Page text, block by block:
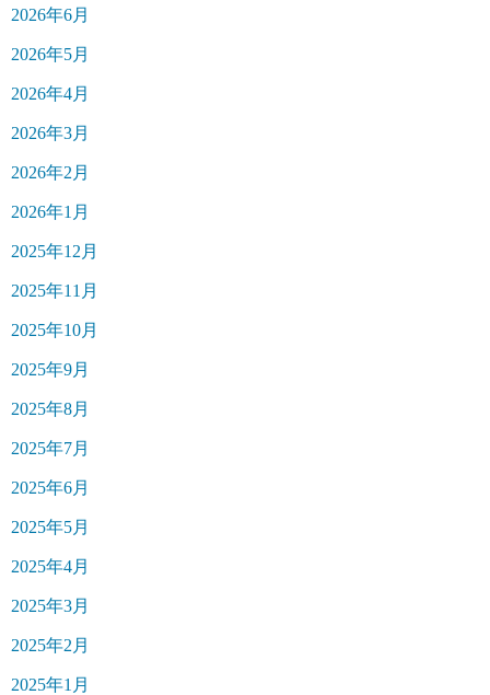
2026年6月
2026年5月
2026年4月
2026年3月
2026年2月
2026年1月
2025年12月
2025年11月
2025年10月
2025年9月
2025年8月
2025年7月
2025年6月
2025年5月
2025年4月
2025年3月
2025年2月
2025年1月